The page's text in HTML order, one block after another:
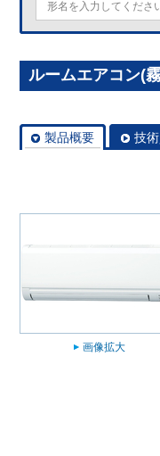
ルームエアコン(
製品概要 技
画像拡大